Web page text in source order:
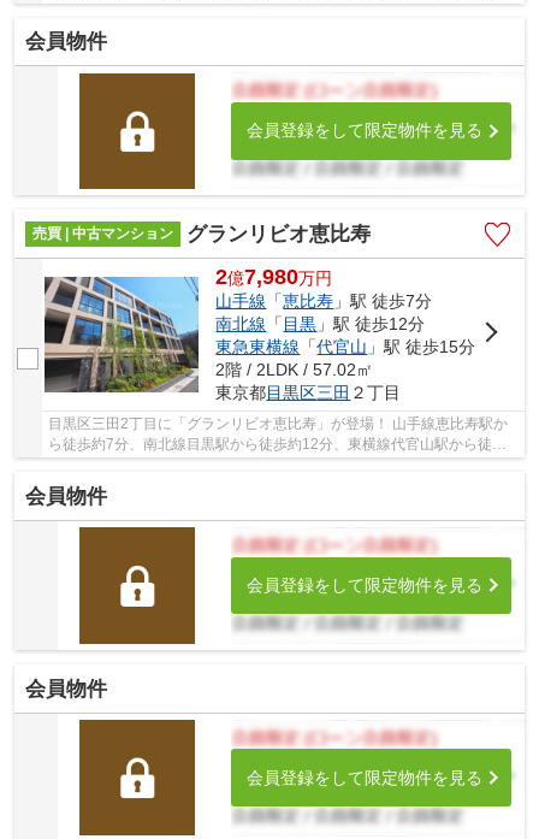
約15分。 8路線3駅利用可能な大変便利な立地に...
会員物件
会員登録をして限定物件を見る
売買 | 中古マンション グランリビオ恵比寿
2億7,980万円
山手線 「恵比寿 」駅 徒歩7分
南北線 「 目黒 」駅 徒歩12分
東急東横線 「代官山 」駅 徒歩15分
2階 / 2LDK / 57.02㎡
東京都目黒区三田 ２丁目
目黒区三田2丁目に「グランリビオ恵比寿」が登場！ 山手線恵比寿駅か
ら徒歩約7分、南北線目黒駅から徒歩約12分、東横線代官山駅から徒歩
会員物件
会員登録をして限定物件を見る
会員物件
会員登録をして限定物件を見る